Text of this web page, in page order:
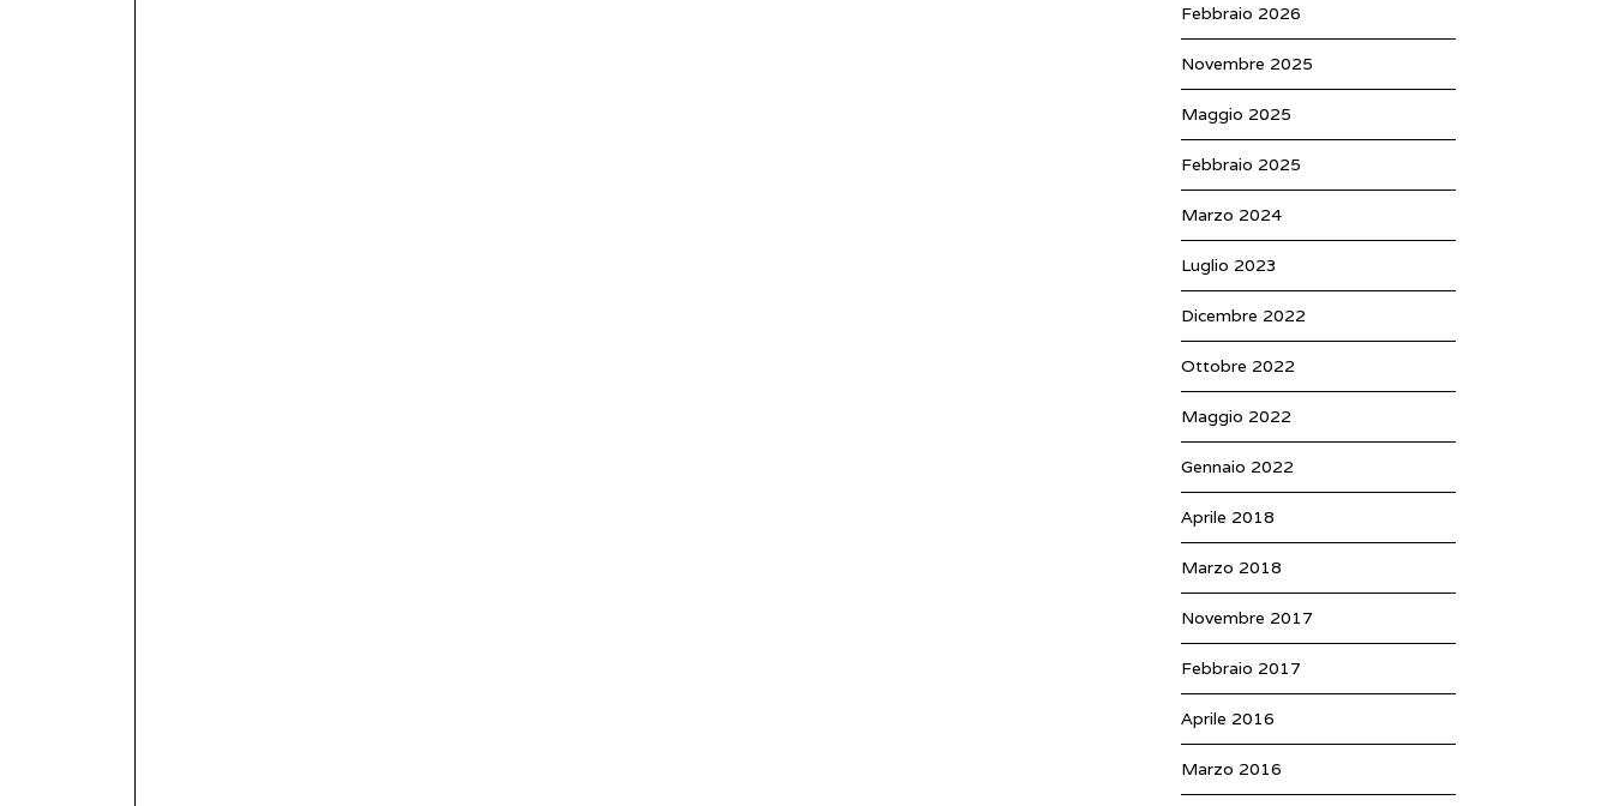
Febbraio 2026
Novembre 2025
Maggio 2025
Febbraio 2025
Marzo 2024
Luglio 2023
Dicembre 2022
Ottobre 2022
Maggio 2022
Gennaio 2022
Aprile 2018
Marzo 2018
Novembre 2017
Febbraio 2017
Aprile 2016
Marzo 2016